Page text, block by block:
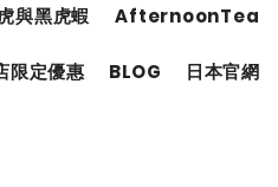
與黑虎蝦 AfternoonTea
限定優惠 BLOG 日本官網